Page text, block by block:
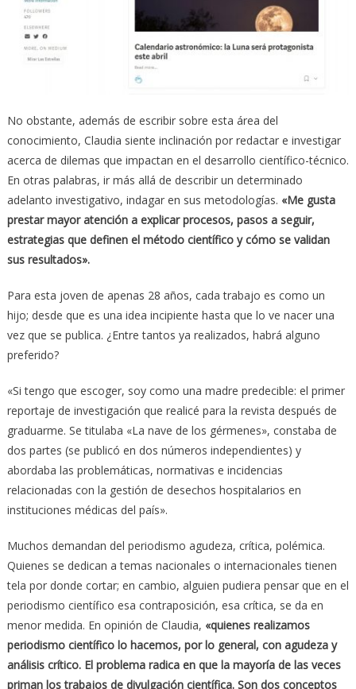
No obstante, además de escribir sobre esta área del
conocimiento, Claudia siente inclinación por redactar e investigar
acerca de dilemas que impactan en el desarrollo científico-técnico.
En otras palabras, ir más allá de describir un determinado
adelanto investigativo, indagar en sus metodologías. «Me gusta
prestar mayor atención a explicar procesos, pasos a seguir,
estrategias que definen el método científico y cómo se validan
sus resultados».
Para esta joven de apenas 28 años, cada trabajo es como un
hijo; desde que es una idea incipiente hasta que lo ve nacer una
vez que se publica. ¿Entre tantos ya realizados, habrá alguno
preferido?
«Si tengo que escoger, soy como una madre predecible: el primer
reportaje de investigación que realicé para la revista después de
graduarme. Se titulaba «La nave de los gérmenes», constaba de
dos partes (se publicó en dos números independientes) y
abordaba las problemáticas, normativas e incidencias
relacionadas con la gestión de desechos hospitalarios en
instituciones médicas del país».
Muchos demandan del periodismo agudeza, crítica, polémica.
Quienes se dedican a temas nacionales o internacionales tienen
tela por donde cortar; en cambio, alguien pudiera pensar que en el
periodismo científico esa contraposición, esa crítica, se da en
menor medida. En opinión de Claudia, «quienes realizamos
periodismo científico lo hacemos, por lo general, con agudeza y
análisis crítico. El problema radica en que la mayoría de las veces
priman los trabajos de divulgación científica. Son dos conceptos